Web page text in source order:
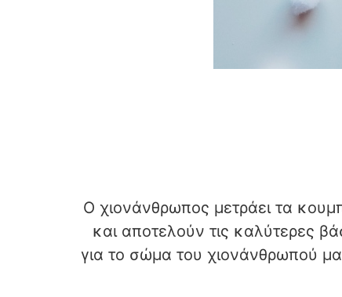
Ο χιονάνθρωπος μετράει τα
και αποτελούν τις καλύτερες
για το σώμα του χιονάνθρωπού